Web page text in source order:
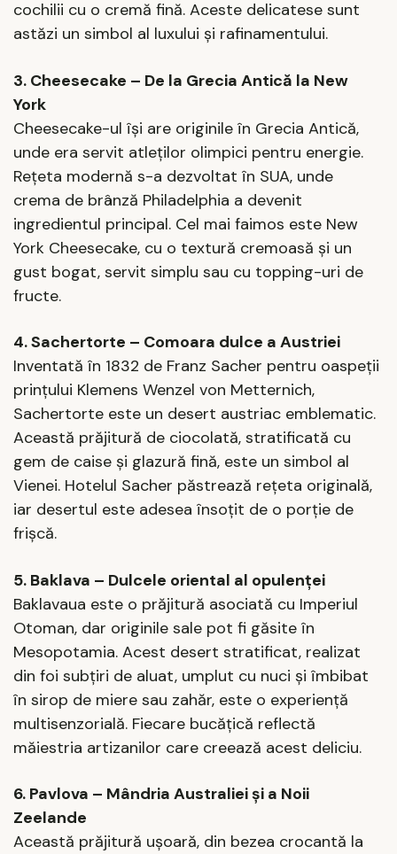
cochilii cu o cremă fină. Aceste delicatese sunt
astăzi un simbol al luxului și rafinamentului.
3. Cheesecake – De la Grecia Antică la New
York
Cheesecake-ul își are originile în Grecia Antică,
unde era servit atleților olimpici pentru energie.
Rețeta modernă s-a dezvoltat în SUA, unde
crema de brânză Philadelphia a devenit
ingredientul principal. Cel mai faimos este New
York Cheesecake, cu o textură cremoasă și un
gust bogat, servit simplu sau cu topping-uri de
fructe.
4. Sachertorte – Comoara dulce a Austriei
Inventată în 1832 de Franz Sacher pentru oaspeții
prințului Klemens Wenzel von Metternich,
Sachertorte este un desert austriac emblematic.
Această prăjitură de ciocolată, stratificată cu
gem de caise și glazură fină, este un simbol al
Vienei. Hotelul Sacher păstrează rețeta originală,
iar desertul este adesea însoțit de o porție de
frișcă.
5. Baklava – Dulcele oriental al opulenței
Baklavaua este o prăjitură asociată cu Imperiul
Otoman, dar originile sale pot fi găsite în
Mesopotamia. Acest desert stratificat, realizat
din foi subțiri de aluat, umplut cu nuci și îmbibat
în sirop de miere sau zahăr, este o experiență
multisenzorială. Fiecare bucățică reflectă
măiestria artizanilor care creează acest deliciu.
6. Pavlova – Mândria Australiei și a Noii
Zeelande
Această prăjitură ușoară, din bezea crocantă la